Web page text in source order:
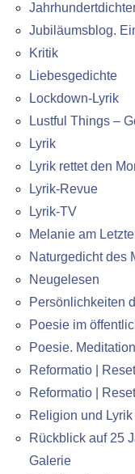
Jubiläumsblog.
Kritik
Liebesgedichte
Lockdown-Lyrik
Lustful Things –
Lyrik
Lyrik rettet den
Lyrik-Revue
Lyrik-TV
Melanie am
Naturgedicht des
Neugelesen
Persönlichkeiten
Poesie im
Poesie.
Reformatio | Reset
Reformatio |
Religion und Lyrik
Rückblick auf 25
Galerie